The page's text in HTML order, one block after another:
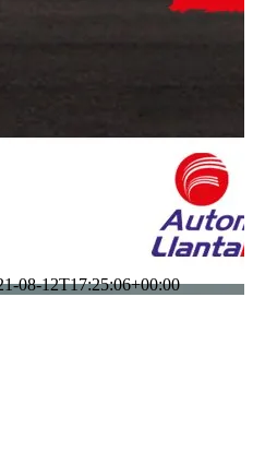
08-12T17:25:06+00:00